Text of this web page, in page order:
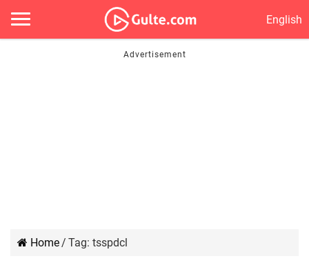
English
Home/ Tag: tsspdcl